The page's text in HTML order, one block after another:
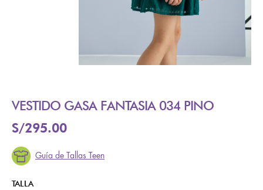
VESTIDO GASA FANTASIA 034 PINO
S/295.00
Guía de Tallas Teen
TALLA